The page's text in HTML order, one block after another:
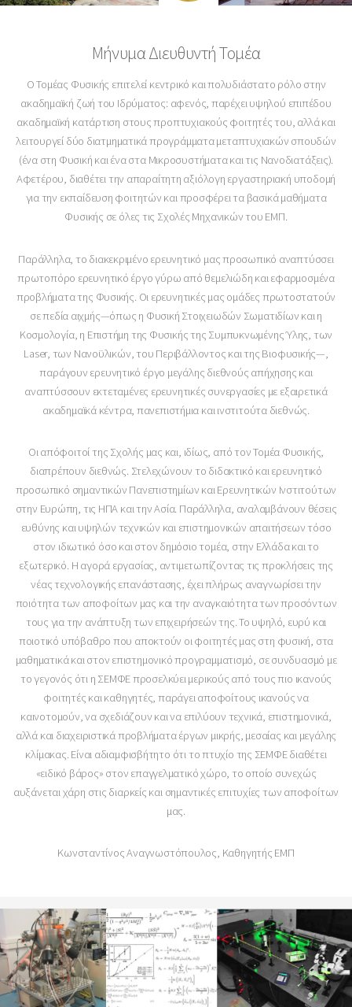
Μήνυμα Διευθυντή Τομέα
Ο Τομέας Φυσικής επιτελεί κεντρικό και πολυδιάστατο ρόλο στην
ακαδημαϊκή ζωή του Ιδρύματος: αφενός, παρέχει υψηλού επιπέδου
ακαδημαϊκή κατάρτιση στους προπτυχιακούς φοιτητές του, αλλά και
λειτουργεί δύο διατμηματικά προγράμματα μεταπτυχιακών σπουδών
(ένα στη Φυσική και ένα στα Μικροσυστήματα και τις Νανοδιατάξεις).
Αφετέρου, διαθέτει την απαραίτητη αξιόλογη εργαστηριακή υποδομή
για την εκπαίδευση φοιτητών και προσφέρει τα βασικά μαθήματα
Φυσικής σε όλες τις Σχολές Μηχανικών του ΕΜΠ.
Παράλληλα, το διακεκριμένο ερευνητικό μας προσωπικό αναπτύσσει
πρωτοπόρο ερευνητικό έργο γύρω από θεμελιώδη και εφαρμοσμένα
προβλήματα της Φυσικής. Οι ερευνητικές μας ομάδες πρωτοστατούν
σε πεδία αιχμής—όπως η Φυσική Στοιχειωδών Σωματιδίων και η
Κοσμολογία, η Επιστήμη της Φυσικής της Συμπυκνωμένης Ύλης, των
Laser, των Νανοϋλικών, του Περιβάλλοντος και της Βιοφυσικής—,
παράγουν ερευνητικό έργο μεγάλης διεθνούς απήχησης και
αναπτύσσουν εκτεταμένες ερευνητικές συνεργασίες με εξαιρετικά
ακαδημαϊκά κέντρα, πανεπιστήμια και ινστιτούτα διεθνώς.
Οι απόφοιτοί της Σχολής μας και, ιδίως, από τον Τομέα Φυσικής,
διαπρέπουν διεθνώς. Στελεχώνουν το διδακτικό και ερευνητικό
προσωπικό σημαντικών Πανεπιστημίων και Ερευνητικών Ινστιτούτων
στην Ευρώπη, τις ΗΠΑ και την Ασία. Παράλληλα, αναλαμβάνουν θέσεις
ευθύνης και υψηλών τεχνικών και επιστημονικών απαιτήσεων τόσο
στον ιδιωτικό όσο και στον δημόσιο τομέα, στην Ελλάδα και το
εξωτερικό. Η αγορά εργασίας, αντιμετωπίζοντας τις προκλήσεις της
νέας τεχνολογικής επανάστασης, έχει πλήρως αναγνωρίσει την
ποιότητα των αποφοίτων μας και την αναγκαιότητα των προσόντων
τους για την ανάπτυξη των επιχειρήσεών της. Το υψηλό, ευρύ και
ποιοτικό υπόβαθρο που αποκτούν οι φοιτητές μας στη φυσική, στα
μαθηματικά και στον επιστημονικό προγραμματισμό, σε συνδυασμό με
το γεγονός ότι η ΣΕΜΦΕ προσελκύει μερικούς από τους πιο ικανούς
φοιτητές και καθηγητές, παράγει αποφοίτους ικανούς να
καινοτομούν, να σχεδιάζουν και να επιλύουν τεχνικά, επιστημονικά,
αλλά και διαχειριστικά προβλήματα έργων μικρής, μεσαίας και μεγάλης
κλίμακας. Είναι αδιαμφισβήτητο ότι το πτυχίο της ΣΕΜΦΕ διαθέτει
«ειδικό βάρος» στον επαγγελματικό χώρο, το οποίο συνεχώς
αυξάνεται χάρη στις διαρκείς και σημαντικές επιτυχίες των αποφοίτων
μας.
Κωνσταντίνος Αναγνωστόπουλος, Καθηγητής ΕΜΠ